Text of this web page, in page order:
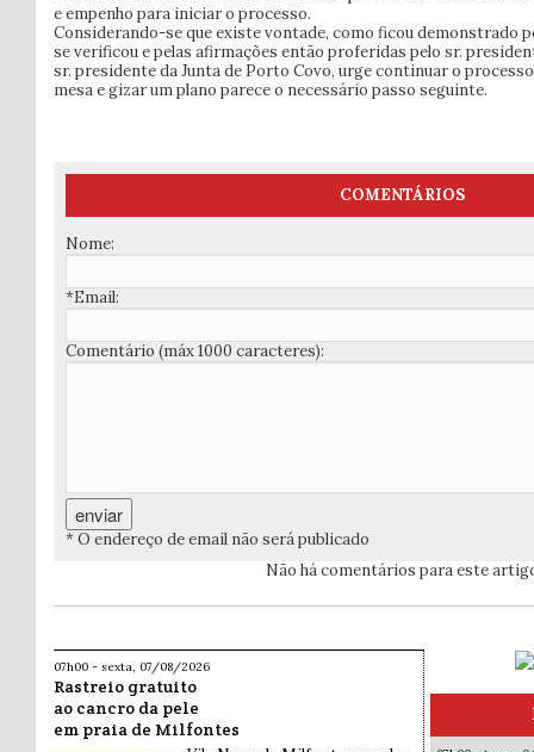
e empenho para iniciar o processo.
Considerando-se que existe vontade, como ficou demonstrado
se verificou e pelas afirmações então proferidas pelo sr.
sr. presidente da Junta de Porto Covo, urge continuar o
mesa e gizar um plano parece o necessário passo seguinte.
COMENTÁRIOS
Nome:
*Email:
Comentário (máx 1000 caracteres):
* O endereço de email não será publicado
Não há comentários para este
07h00 - sexta, 07/08/2026
Rastreio gratuito
ao cancro da pele
em praia de Milfontes